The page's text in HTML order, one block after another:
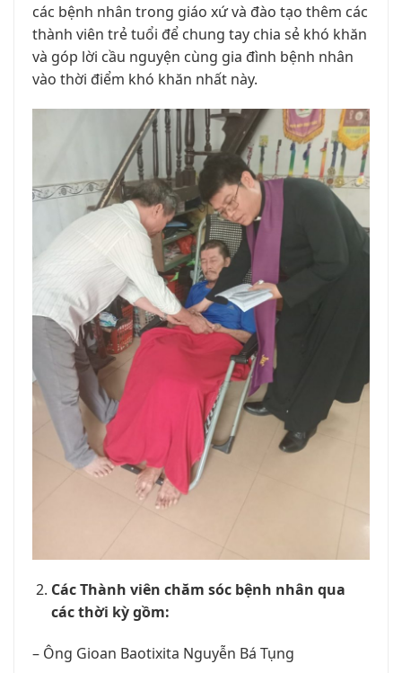
các bệnh nhân trong giáo xứvà đào tạo thêm các
thành viên trẻtuổi để chung tay chia sẻ khó khăn
và góp lời cầu nguyện cùng gia đình bệnh nhân
vào thời điểm khó khăn nhất này.
Các Thành viên chăm sóc bệnh nhân qua
các thời kỳ gồm:
– Ông Gioan Baotixita Nguyễn Bá Tụng